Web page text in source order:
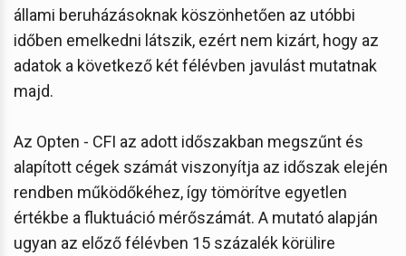
állami beruházásoknak köszönhetően az utóbbi
időben emelkedni látszik, ezért nem kizárt, hogy az
adatok a következő két félévben javulást mutatnak
majd.
Az Opten - CFI az adott időszakban megszűnt és
alapított cégek számát viszonyítja az időszak elején
rendben működőkéhez, így tömörítve egyetlen
értékbe a fluktuáció mérőszámát. A mutató alapján
ugyan az előző félévben 15 százalék körülire